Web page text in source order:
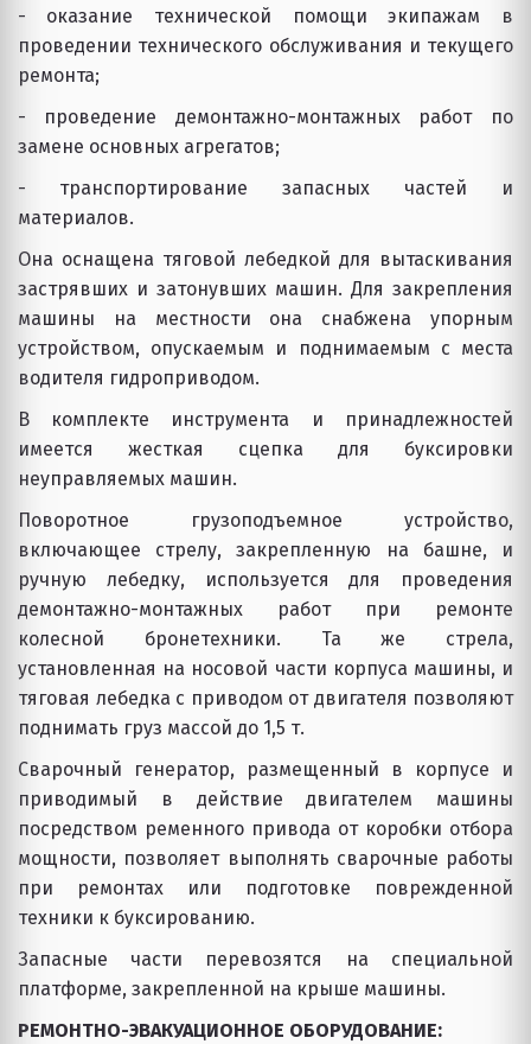
- оказание технической помощи экипажам в
проведении технического обслуживания и текущего
ремонта;
- проведение демонтажно-монтажных работ по
замене основных агрегатов;
- транспортирование запасных частей и
материалов.
Она оснащена тяговой лебедкой для вытаскивания
застрявших и затонувших машин. Для закрепления
машины на местности она снабжена упорным
устройством, опускаемым и поднимаемым с места
водителя гидроприводом.
В комплекте инструмента и принадлежностей
имеется жесткая сцепка для буксировки
неуправляемых машин.
Поворотное грузоподъемное устройство,
включающее стрелу, закрепленную на башне, и
ручную лебедку, используется для проведения
демонтажно-монтажных работ при ремонте
колесной бронетехники. Та же стрела,
установленная на носовой части корпуса машины, и
тяговая лебедка с приводом от двигателя позволяют
поднимать груз массой до 1,5 т.
Сварочный генератор, размещенный в корпусе и
приводимый в действие двигателем машины
посредством ременного привода от коробки отбора
мощности, позволяет выполнять сварочные работы
при ремонтах или подготовке поврежденной
техники к буксированию.
Запасные части перевозятся на специальной
платформе, закрепленной на крыше машины.
РЕМОНТНО-ЭВАКУАЦИОННОЕ ОБОРУДОВАНИЕ: